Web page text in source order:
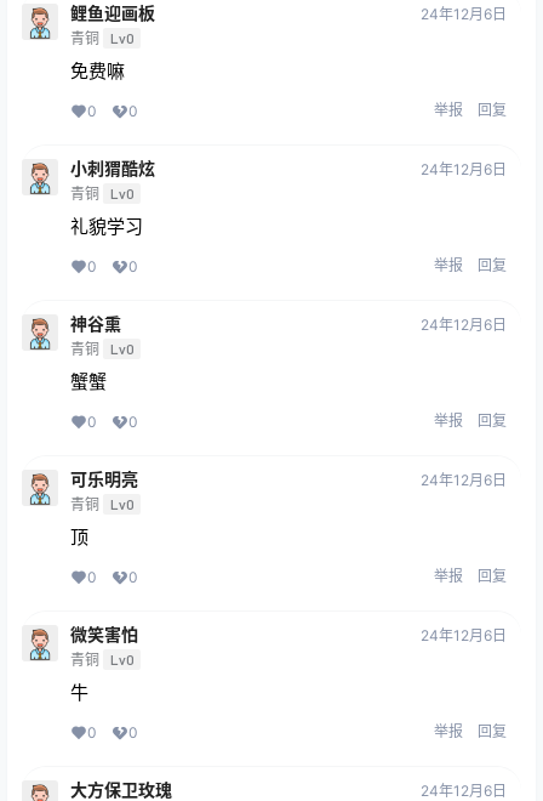
鲤鱼迎画板
青铜 Lv0
24年12月6日
免费嘛
0 0 举报 回复
小刺猬酷炫
青铜 Lv0
24年12月6日
礼貌学习
0 0 举报 回复
神谷熏
青铜 Lv0
24年12月6日
蟹蟹
0 0 举报 回复
可乐明亮
青铜 Lv0
24年12月6日
顶
0 0 举报 回复
微笑害怕
青铜 Lv0
24年12月6日
牛
0 0 举报 回复
大方保卫玫瑰 24年12月6日